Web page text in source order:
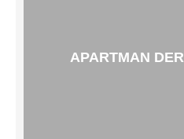
APARTMAN